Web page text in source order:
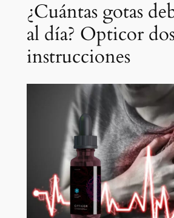
¿Cuántas gotas
al día? Opticor
instrucciones